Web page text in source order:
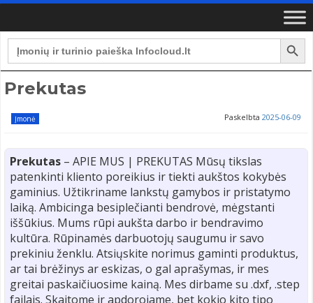
Search
for:
Search Button
Prekutas
Įmonė Paskelbta 2025-06-09
Prekutas – APIE MUS | PREKUTAS Mūsų tikslas
patenkinti kliento poreikius ir tiekti aukštos kokybės
gaminius. Užtikriname lankstų gamybos ir pristatymo
laiką. Ambicinga besiplečianti bendrovė, mėgstanti
iššūkius. Mums rūpi aukšta darbo ir bendravimo
kultūra. Rūpinamės darbuotojų saugumu ir savo
prekiniu ženklu. Atsiųskite norimus gaminti produktus,
ar tai brėžinys ar eskizas, o gal aprašymas, ir mes
greitai paskaičiuosime kainą. Mes dirbame su .dxf, .step
failais. Skaitome ir apdorojame, bet kokio kito tipo